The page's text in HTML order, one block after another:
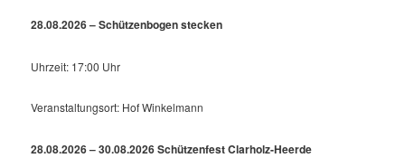
28.08.2026 – Schützenbogen stecken
Uhrzeit: 17:00 Uhr
Veranstaltungsort: Hof Winkelmann
28.08.2026 – 30.08.2026 Schützenfest Clarholz-Heerde